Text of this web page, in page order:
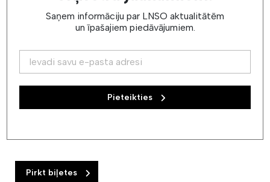
Rubiks radījuši atveidojumu skaņās. Dzirdama gan jauno
mūziķu oriģinālmūzika un improvizācijas, gan paša
Čurļoņa opusi. Džeza un klasiskās mūzikas pārstāvji
nesaspēlējas bieži, bet, ja vadība uzticēta Lielās
mūzikas balvas nominantam Edgaram Cīrulim un vienam
no inteliģentākajiem latviešu basistiem Jānim Rubikam,
nav šaubu par izdevušos rezultātu, par ko iespējams
pārliecināties abu mūziķu iepriekšējās programmās un
albumos.
Pirkt biļetes
Saņem informāciju par LNSO aktualitātēm
un īpašajiem piedāvājumiem.
Pieteikties